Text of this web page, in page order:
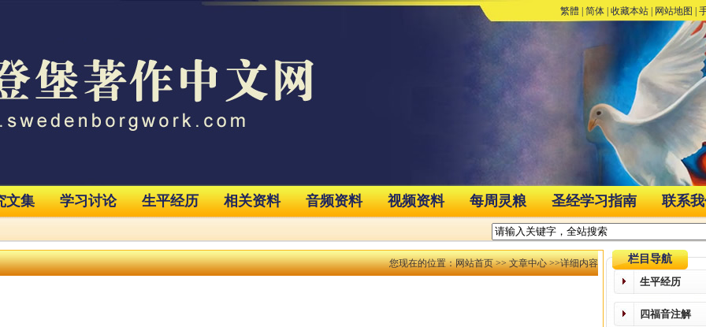
繁體 简体 收藏本站 网站地图
文集 学习讨论 生平经历 相关资料 音频资料 视频资料 每周灵粮 圣经学习指南 联系
您现在的位置：网站首页>>文章中心>>详细内容
栏目导航
生平经历
四福音注解